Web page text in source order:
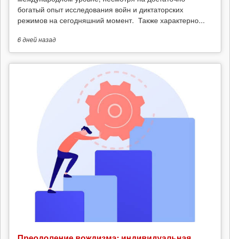
богатый опыт исследования войн и диктаторских
режимов на сегодняшний момент. Также характерно...
6 днейназад